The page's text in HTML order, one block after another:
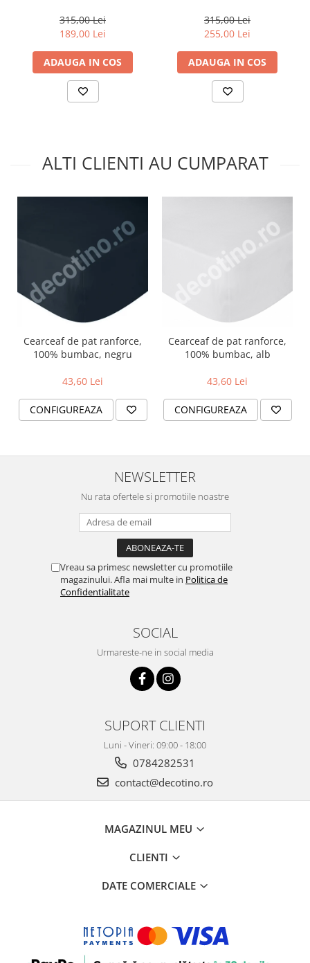
Mustard
315,00 Lei
189,00 Lei
ADAUGA IN COS
315,00 Lei
255,00 Lei
ADAUGA IN COS
ALTI CLIENTI AU CUMPARAT
Cearceaf de pat ranforce,
100% bumbac, negru
43,60 Lei
CONFIGUREAZA
Cearceaf de pat ranforce,
100% bumbac, alb
43,60 Lei
CONFIGUREAZA
NEWSLETTER
Nu rata ofertele si promotiile noastre
Vreau sa primesc newsletter cu promotiile
magazinului. Afla mai multe in Politica de
Confidentialitate
SOCIAL
Urmareste-ne in social media
SUPORT CLIENTI
Luni - Vineri: 09:00 - 18:00
0784282531
contact@decotino.ro
MAGAZINUL MEU
CLIENTI
DATE COMERCIALE